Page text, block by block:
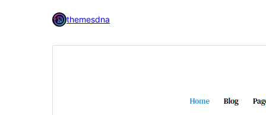
themesdna